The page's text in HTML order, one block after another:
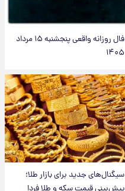
فال روزانه واقعی پنجشنبه ۱۵ مرداد
۱۴۰۵
سیگنال‌های جدید برای بازار طلا؛